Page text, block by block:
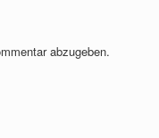
abzugeben.